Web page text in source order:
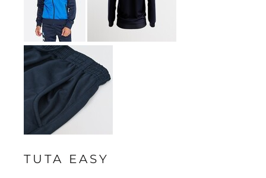
TUTA EASY